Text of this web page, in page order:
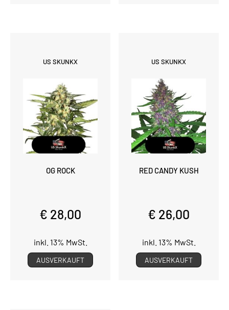
US SKUNKX
OG ROCK
€ 28,00
inkl. 13% MwSt.
AUSVERKAUFT
US SKUNKX
RED CANDY KUSH
€ 26,00
inkl. 13% MwSt.
AUSVERKAUFT